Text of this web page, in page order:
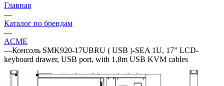
Главная
—
Каталог по брендам
—
ACME
—Консоль SMK920-17UBRU ( USB )-SEA 1U, 17” LCD-
keyboard drawer, USB port, with 1.8m USB KVM cables